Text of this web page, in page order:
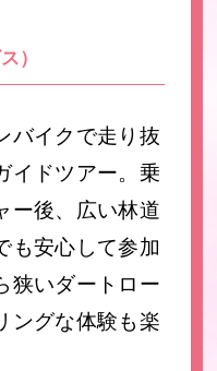
）
バイクで走り抜
イドツアー。乗
ー後、広い林道
も安心して参加
狭いダートロー
ングな体験も楽